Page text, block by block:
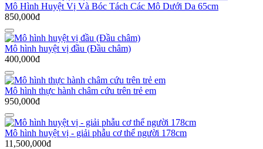
Mô Hình Huyệt Vị Và Bóc Tách Các Mô Dưới Da 65cm
850,000đ
Mô hình huyệt vị đầu (Đầu châm)
400,000đ
Mô hình thực hành châm cứu trên trẻ em
950,000đ
Mô hình huyệt vị - giải phẫu cơ thể người 178cm
11,500,000đ